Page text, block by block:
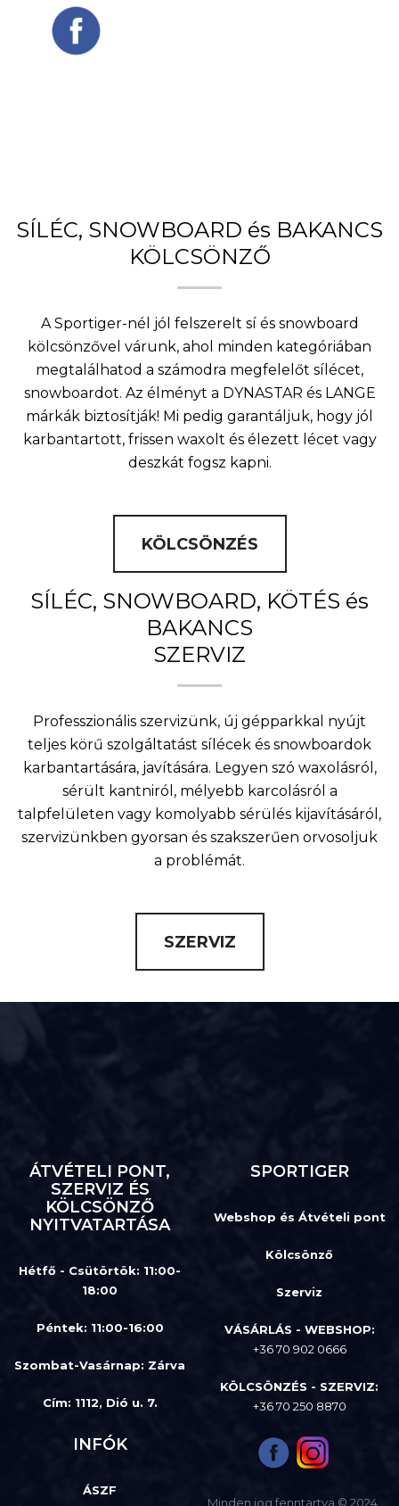
SÍLÉC, SNOWBOARD és BAKANCS
KÖLCSÖNZŐ
A Sportiger-nél jól felszerelt sí és snowboard
kölcsönzővel várunk, ahol minden kategóriában
megtalálhatod a számodra megfelelőt sílécet,
snowboardot. Az élményt a DYNASTAR és LANGE
márkák biztosítják! Mi pedig garantáljuk, hogy jól
karbantartott, frissen waxolt és élezett lécet vagy
deszkát fogsz kapni.
KÖLCSÖNZÉS
SÍLÉC, SNOWBOARD, KÖTÉS és
BAKANCS
SZERVIZ
Professzionális szervizünk, új gépparkkal nyújt
teljes körű szolgáltatást sílécek és snowboardok
karbantartására, javítására. Legyen szó waxolásról,
sérült kantniról, mélyebb karcolásról a
talpfelületen vagy komolyabb sérülés kijavításáról,
szervizünkben gyorsan és szakszerűen orvosoljuk
a problémát.
SZERVIZ
ÁTVÉTELI PONT,
SZERVIZ ÉS
KÖLCSÖNZŐ
NYITVATARTÁSA
Hétfő - Csütörtök: 11:00-
18:00
Péntek: 11:00-16:00
Szombat-Vasárnap: Zárva
Cím: 1112, Dió u. 7.
SPORTIGER
Webshop és Átvételi pont
Kölcsönző
Szerviz
VÁSÁRLÁS - WEBSHOP:
+36 70 902 0666
KÖLCSÖNZÉS - SZERVIZ:
+36 70 250 8870
INFÓK
ÁSZF
Minden jog fenntartva © 2024